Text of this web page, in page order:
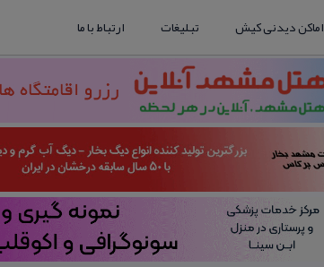
اماکن دیدنی کیش تبلیغات ارتباط با ما